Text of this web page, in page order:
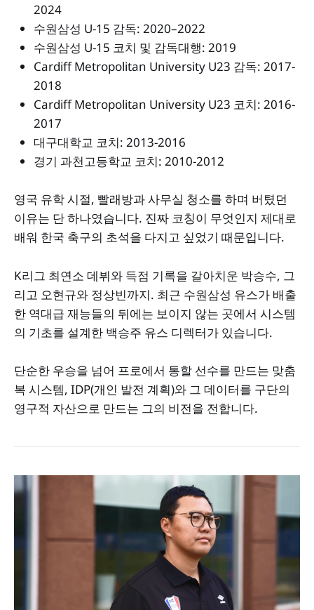
2024
수원삼성 U-15 감독: 2020–2022
수원삼성 U-15 코치 및 감독대행: 2019
Cardiff Metropolitan University U23 감독: 2017-
2018
Cardiff Metropolitan University U23 코치: 2016-
2017
대구대학교 코치: 2013-2016
경기 과천고등학교 코치: 2010-2012
영국 유학 시절, 빨래방과 사무실 청소를 하며 버텼던
이유는 단 하나였습니다. 진짜 코칭이 무엇인지 제대로
배워 한국 축구의 초석을 다지고 싶었기 때문입니다.
K리그 최연소 데뷔와 득점 기록을 갈아치운 박승수, 그
리고 오현규와 정상빈까지. 최근 수원삼성 유스가 배출
한 역대급 재능들의 뒤에는 보이지 않는 곳에서 시스템
의 기초를 설계한 백승주 유스 디렉터가 있습니다.
단순한 우승을 넘어 프로에서 통할 선수를 만드는 맞춤
복 시스템, IDP(개인 발전 계획)와 그 데이터를 구단의
영구적 자산으로 만드는 그의 비전을 전합니다.